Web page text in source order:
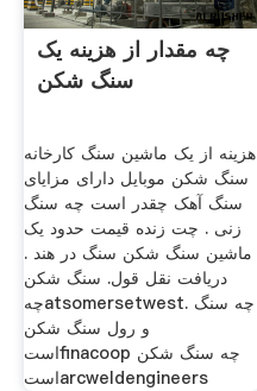
چه مقدار از هزینه یک
سنگ شکن
هزینه از یک ماشین سنگ کارخانه
سنگ شکن موبایل دارای مزایای
سنگ آهک چقدر است چه سنگ
زنی . چت زنده قیمت حدود یک
ماشین سنگ شکن سنگ در هند .
دریافت نقل قول. سنگ شکن
چهatsomersetwest. چه سنگ
و رول سنگ شکن
استfinacoop چه سنگ شکن
استarcweldengineers